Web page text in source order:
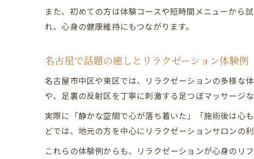
リ
リ
癒
名
リ
リ
また、初めての方は体験コースや短時間メニューから
れ、心身の健康維持にもつながります。
名古屋で話題の癒しとリラクゼーション体験例
名古屋市中区や東区では、リラクゼーションの多様な
や、足裏の反射区を丁寧に刺激する足つぼマッサージ
実際に「静かな空間で心が落ち着いた」「施術後は心
どでは、地元の方を中心にリラクゼーションサロンの利
これらの体験例からも、リラクゼーションが心身のリ